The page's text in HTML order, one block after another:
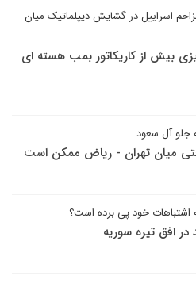
اسراییل در گشایش دیپلماتیک میان
بیش از کاریکاتور بمب هسته ای
جلو آل سعود
میان تهران - ریاض ممکن است
اشتباهات خود پی برده است؟
افق تیره سوریه